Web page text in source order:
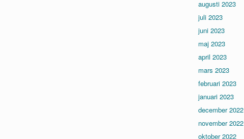
augusti 2023
juli 2023
juni 2023
maj 2023
april 2023
mars 2023
februari 2023
januari 2023
december 2022
november 2022
oktober 2022